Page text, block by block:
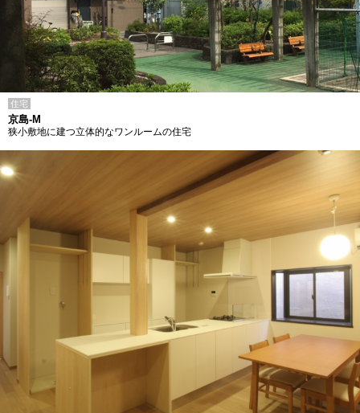
住宅
京島-M
狭小敷地に建つ立体的なワンルームの住宅